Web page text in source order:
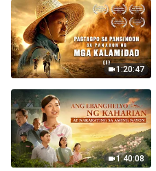
1:20:47
1:40:08